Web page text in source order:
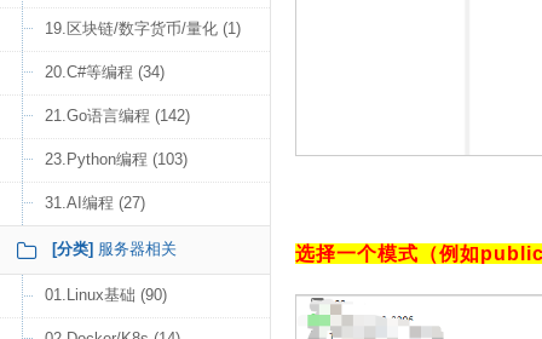
19.区块链/数字货币/量化 (1)
20.C#等编程 (34)
21.Go语言编程 (142)
23.Python编程 (103)
31.AI编程 (27)
[分类] 服务器相关
01.Linux基础 (90)
选择一个模式（例如